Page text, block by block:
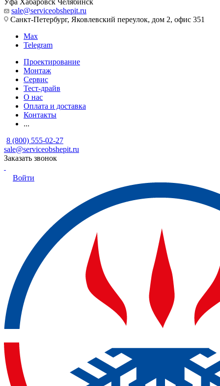
Уфа Хабаровск Челябинск
sale@serviceobshepit.ru
Санкт-Петербург, Яковлевский переулок, дом 2, офис 351
Max
Telegram
Проектирование
Монтаж
Сервис
Тест-драйв
О нас
Оплата и доставка
Контакты
...
8 (800) 555-02-27
sale@serviceobshepit.ru
Заказать звонок
Войти